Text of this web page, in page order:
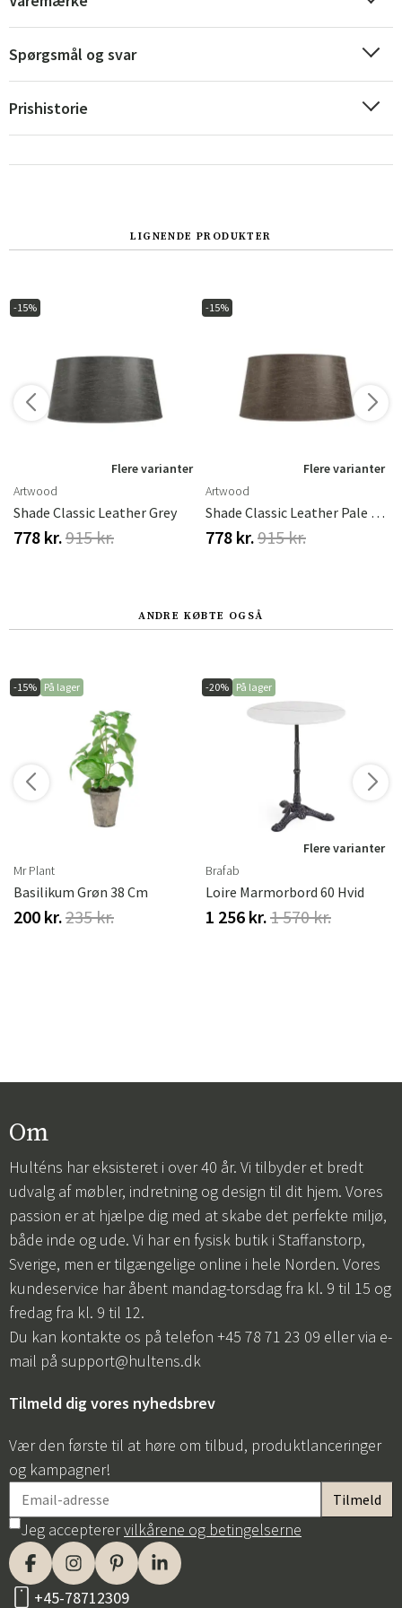
Suomi
Spørgsmål og svar
Prishistorie
LIGNENDE PRODUKTER
-15%
Flere varianter
Artwood
Shade Classic Leather Grey
778 kr.915 kr.
-15%
Flere varianter
Artwood
Shade Classic Leather Pale Brown
778 kr.915 kr.
ANDRE KØBTE OGSÅ
-15% På lager
Mr Plant
Basilikum Grøn 38 Cm
200 kr.235 kr.
-20% På lager
Flere varianter
Brafab
Loire Marmorbord 60 Hvid
1 256 kr.1 570 kr.
Om
Hulténs har eksisteret i over 40 år. Vi tilbyder et bredt
udvalg af møbler, indretning og design til dit hjem. Vores
passion er at hjælpe dig med at skabe det perfekte miljø,
både inde og ude. Vi har en fysisk butik i Staffanstorp,
Sverige, men er tilgængelige online i hele Norden. Vores
kundeservice har åbent mandag-torsdag fra kl. 9 til 15 og
fredag fra kl. 9 til 12.
Du kan kontakte os på telefon +45 78 71 23 09 eller via e-
mail på support@hultens.dk
Tilmeld dig vores nyhedsbrev
Vær den første til at høre om tilbud, produktlanceringer
og kampagner!
Jeg accepterervilkårene og betingelserne
+45-78712309